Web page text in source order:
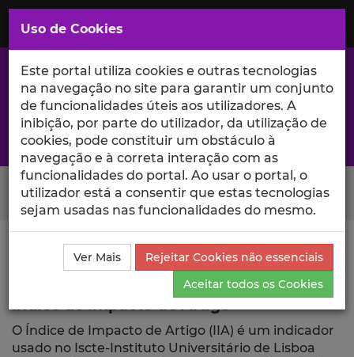
Saltar
para
Conteúdo
Principal
A excelência da investigação e ciência no Iscte
Search Button
Ciência_Iscte Publicações
Índice de Impacto de
O Índice de Impacto de Artigo (IIA) é um indicador
usado no Iscte-Instituto Universitário de Lisboa
Uso de Cookies
Este portal utiliza cookies e outras tecnologias
na navegação no site para garantir um conjunto
de funcionalidades úteis aos utilizadores. A
inibição, por parte do utilizador, da utilização de
cookies, pode constituir um obstáculo à
navegação e à correta interação com as
funcionalidades do portal. Ao usar o portal, o
utilizador está a consentir que estas tecnologias
sejam usadas nas funcionalidades do mesmo.
Ver Mais
Rejeitar Cookies não essenciais
Aceitar todos os Cookies